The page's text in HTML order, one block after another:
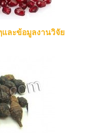
ละข้อมูลงานวิจัย